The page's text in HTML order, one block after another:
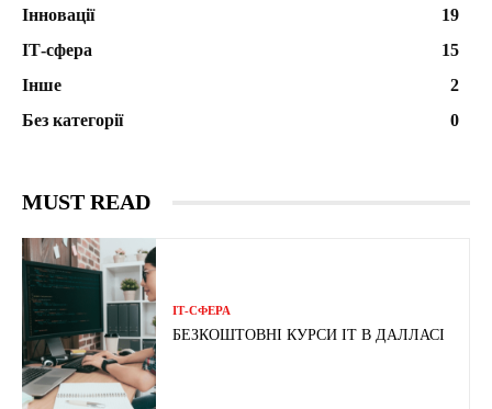
Інновації
19
ІТ-сфера
15
Інше
2
Без категорії
0
MUST READ
ІТ-СФЕРА
БЕЗКОШТОВНІ КУРСИ IT В ДАЛЛАСІ